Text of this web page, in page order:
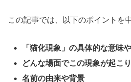
この記事では、以下のポイントを
「猫化現象」の具体的な意味
どんな場面でこの現象が起こ
名前の由来や背景